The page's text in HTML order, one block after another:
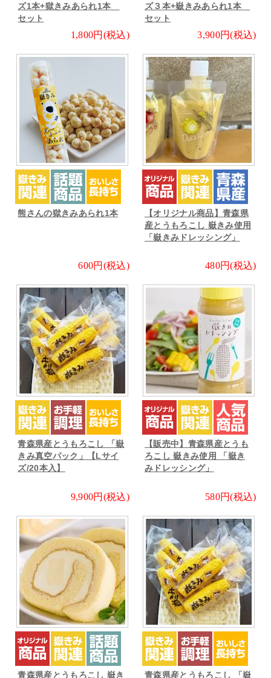
ズ1本+獄きみあられ1本
セット
1,800円(税込)
ズ３本+嶽きみあられ1本
セット
3,900円(税込)
熊さんの獄きみあられ1本
600円(税込)
【オリジナル商品】青森県
産とうもろこし 嶽きみ使用
「嶽きみドレッシング」
480円(税込)
青森県産とうもろこし 「嶽
きみ真空パック」【Lサイ
ズ/20本入】
9,900円(税込)
【販売中】青森県産とうも
ろこし 嶽きみ使用 「嶽き
みドレッシング」
580円(税込)
青森県産とうもろこし 嶽き 青森県産とうもろこし 「嶽